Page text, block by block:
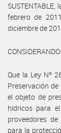
febrero de
diciembre de
CONSIDERANDO:
Que la Ley Nº
Preservación
el objeto de
hídricos para
proveedores
para la